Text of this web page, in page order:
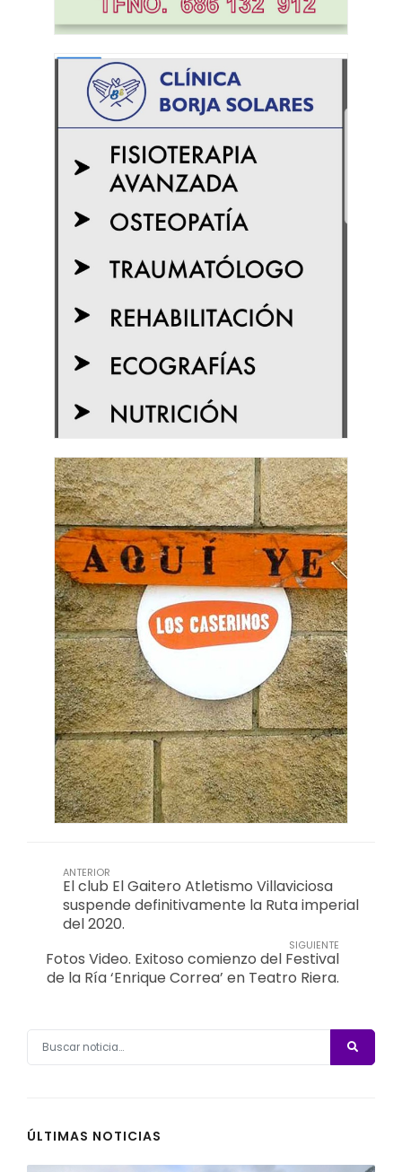
ANTERIOR
El club El Gaitero Atletismo Villaviciosa
suspende definitivamente la Ruta imperial
del 2020.
SIGUIENTE
Fotos Video. Exitoso comienzo del Festival
de la Ría ‘Enrique Correa’ en Teatro Riera.
ÚLTIMAS NOTICIAS